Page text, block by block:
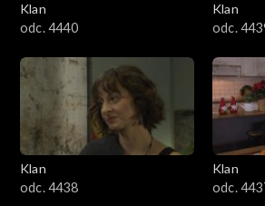
Klan
odc. 4440
Klan
odc.
Klan
odc. 4438
Klan
odc.